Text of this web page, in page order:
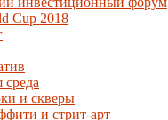
Cup 2018
среда
и скверы
и стрит-арт